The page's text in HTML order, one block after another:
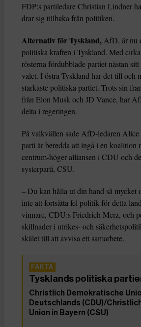
FDP:s partiledare Christian Lindner
drar sig tillbaka från politiken.
Alternativ för Tyskland, AfD, är nu
politiska kraften i Tyskland. Med
rösterna fördubblade partiet nästan
valet. I östra Tyskland har det till och
starkaste politiska partiet. Trots sin
från Elon Musk och JD Vance, har
delta i regeringen.
På valkvällen sade AfD-ledaren Alice
parti är beredda att ingå i en koalition
centrum-höger alliansen i CDU och
systerparti, CSU.
– Du kan hålla ut din hand så
inte att fortsätta fel politik för detta
vinnare, CDU:s Friedrich Merz, och
skillnader i utrikes- och
skälet till att avvisa ett samarbete.
Tysklands politiska
Christlich Demokratische
Deutschlands (CDU)/
Union in Bayern (CSU)